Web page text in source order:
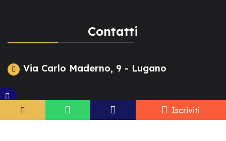
Contatti
Via Carlo Maderno, 9 - Lugano
+41 91 922 24 93 Iscriviti